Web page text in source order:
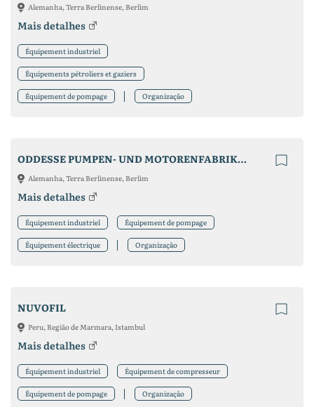
Alemanha, Terra Berlinense, Berlim
Mais detalhes
Équipement industriel
Équipements pétroliers et gaziers
Équipement de pompage Organização
ODDESSE PUMPEN- UND MOTORENFABRIK GMBH
Alemanha, Terra Berlinense, Berlim
Mais detalhes
Équipement industriel Équipement de pompage
Équipement électrique Organização
NUVOFIL
Peru, Região de Marmara, Istambul
Mais detalhes
Équipement industriel Équipement de compresseur
Équipement de pompage Organização